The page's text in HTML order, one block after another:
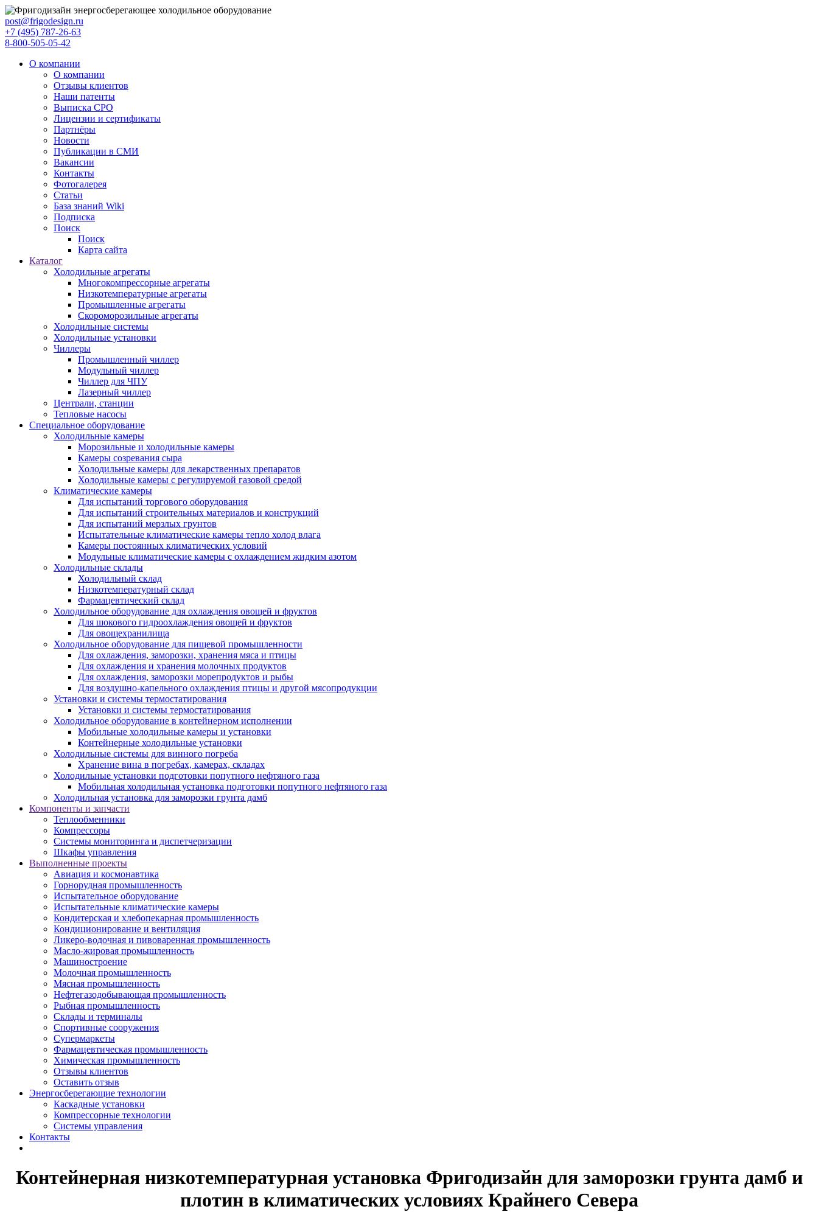
post@frigodesign.ru
+7 (495) 787-26-63
8-800-505-05-42
О компании
О компании
Отзывы клиентов
Наши патенты
Выписка СРО
Лицензии и сертификаты
Партнёры
Новости
Публикации в СМИ
Вакансии
Контакты
Фотогалерея
Статьи
База знаний Wiki
Подписка
Поиск
Поиск
Карта сайта
Каталог
Холодильные агрегаты
Многокомпрессорные агрегаты
Низкотемпературные агрегаты
Промышленные агрегаты
Скороморозильные агрегаты
Холодильные системы
Холодильные установки
Чиллеры
Промышленный чиллер
Модульный чиллер
Чиллер для ЧПУ
Лазерный чиллер
Централи, станции
Тепловые насосы
Специальное оборудование
Холодильные камеры
Морозильные и холодильные камеры
Камеры созревания сыра
Холодильные камеры для лекарственных препаратов
Холодильные камеры с регулируемой газовой средой
Климатические камеры
Для испытаний торгового оборудования
Для испытаний строительных материалов и конструкций
Для испытаний мерзлых грунтов
Испытательные климатические камеры тепло холод влага
Камеры постоянных климатических условий
Модульные климатические камеры с охлаждением жидким азотом
Холодильные склады
Холодильный склад
Низкотемпературный склад
Фармацевтический склад
Холодильное оборудование для охлаждения овощей и фруктов
Для шокового гидроохлаждения овощей и фруктов
Для овощехранилища
Холодильное оборудование для пищевой промышленности
Для охлаждения, заморозки, хранения мяса и птицы
Для охлаждения и хранения молочных продуктов
Для охлаждения, заморозки морепродуктов и рыбы
Для воздушно-капельного охлаждения птицы и другой мясопродукции
Установки и системы термостатирования
Установки и системы термостатирования
Холодильное оборудование в контейнерном исполнении
Мобильные холодильные камеры и установки
Контейнерные холодильные установки
Холодильные системы для винного погреба
Хранение вина в погребах, камерах, складах
Холодильные установки подготовки попутного нефтяного газа
Мобильная холодильная установка подготовки попутного нефтяного газа
Холодильная установка для заморозки грунта дамб
Компоненты и запчасти
Теплообменники
Компрессоры
Системы мониторинга и диспетчеризации
Шкафы управления
Выполненные проекты
Авиация и космонавтика
Горнорудная промышленность
Испытательное оборудование
Испытательные климатические камеры
Кондитерская и хлебопекарная промышленность
Кондиционирование и вентиляция
Ликеро-водочная и пивоваренная промышленность
Масло-жировая промышленность
Машиностроение
Молочная промышленность
Мясная промышленность
Нефтегазодобывающая промышленность
Рыбная промышленность
Склады и терминалы
Спортивные сооружения
Супермаркеты
Фармацевтическая промышленность
Химическая промышленность
Отзывы клиентов
Оставить отзыв
Энергосберегающие технологии
Каскадные установки
Компрессорные технологии
Системы управления
Контакты
Контейнерная низкотемпературная установка Фригодизайн для заморозки грунта дамб и
плотин в климатических условиях Крайнего Севера